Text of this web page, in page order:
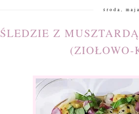
środa,
ŚLEDZIE Z
(ZIOŁOWO-